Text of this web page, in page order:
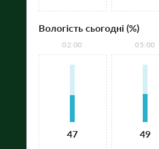
Вологість сьогодні (%)
02:00
47
05:00
49